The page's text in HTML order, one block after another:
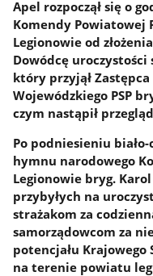
Apel rozpoczął się o
Komendy Powiatowej
Legionowie od
Dowódcę
który przyjął
Wojewódzkiego PSP
czym nastąpił
Po podniesieniu
hymnu narodowego
Legionowie bryg.
przybyłych na
strażakom za
samorządowcom za
potencjału Krajowego
na terenie powiatu